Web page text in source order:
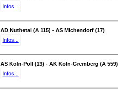
Infos...
AD Nuthetal (A 115) - AS Michendorf (17)
Infos...
AS Köln-Poll (13) - AK Köln-Gremberg (A 559)
Infos...